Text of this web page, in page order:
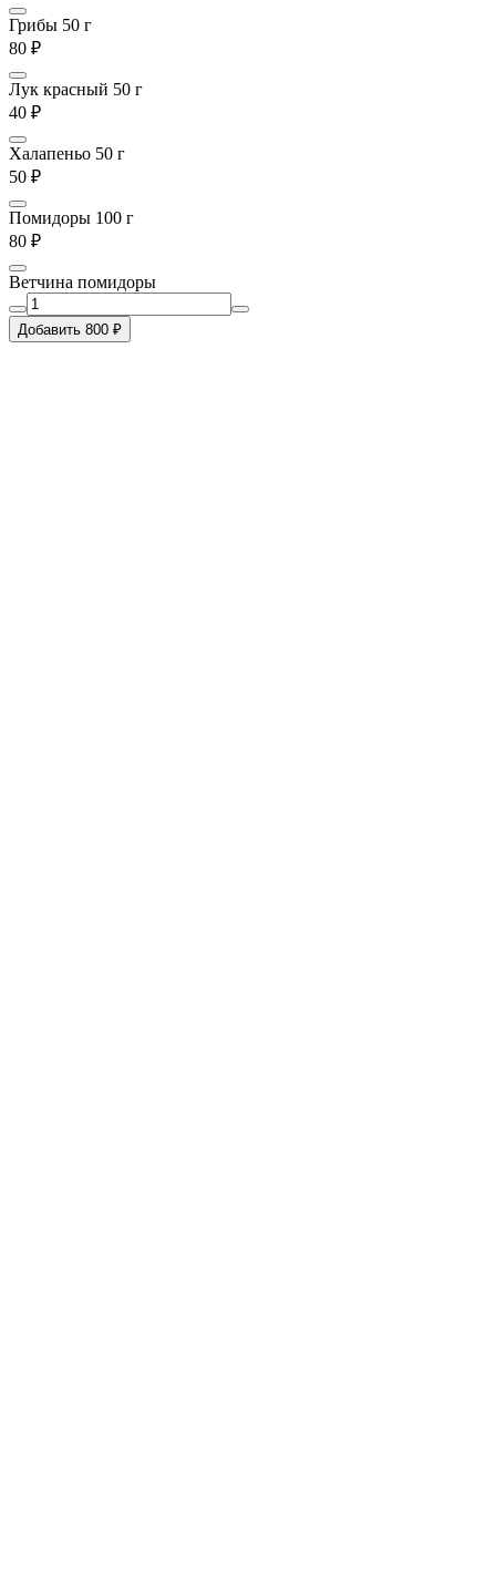
Грибы 50 г
80 ₽
Лук красный 50 г
40 ₽
Халапеньо 50 г
50 ₽
Помидоры 100 г
80 ₽
Ветчина помидоры
Добавить 800 ₽